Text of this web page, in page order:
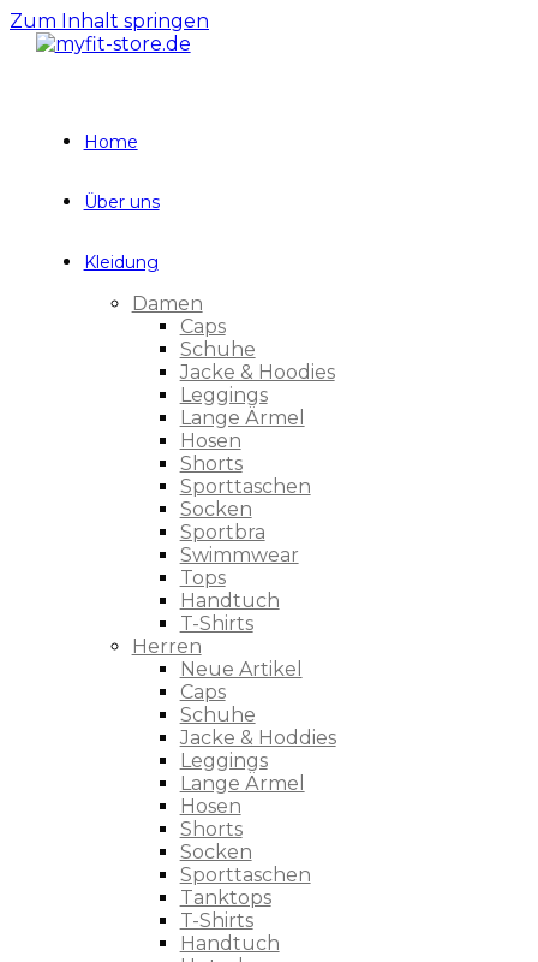
Zum Inhalt springen
Home
Über uns
Kleidung
Damen
Caps
Schuhe
Jacke & Hoodies
Leggings
Lange Ärmel
Hosen
Shorts
Sporttaschen
Socken
Sportbra
Swimmwear
Tops
Handtuch
T-Shirts
Herren
Neue Artikel
Caps
Schuhe
Jacke & Hoddies
Leggings
Lange Ärmel
Hosen
Shorts
Socken
Sporttaschen
Tanktops
T-Shirts
Handtuch